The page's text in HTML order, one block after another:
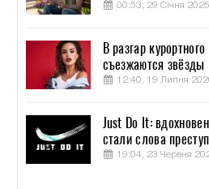
00:53, 29 Січня 2025
В разгар
съезжаются звёзды
12:40, 19 Липня
Just Do It:
стали слова
19:04, 23 Червня